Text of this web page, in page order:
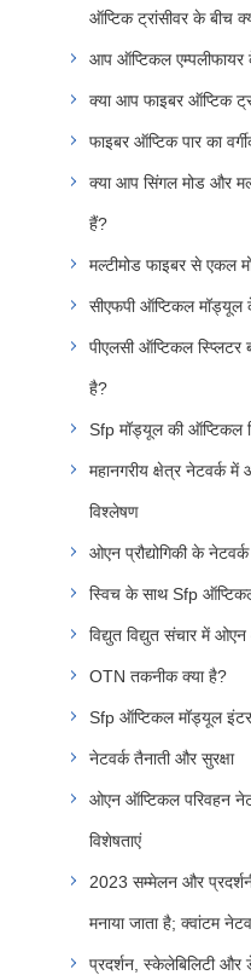
ऑप्टिक ट्रांसीवर के बीच
आप ऑप्टिकल एम्पलीफायर
क्या आप फाइबर ऑप्टिक
फाइबर ऑप्टिक पार का
क्या आप सिंगल मोड और
हैं?
मल्टीमोड फाइबर से एकल
सीएफपी ऑप्टिकल मॉड्यूल
पीएलसी ऑप्टिकल स्प्लिटर
है?
Sfp मॉड्यूल की ऑप्टिकल
महानगरीय क्षेत्र नेटवर्क में
विश्लेषण
ओएन प्रौद्योगिकी के
स्विच के साथ Sfp
विद्युत विद्युत संचार में
OTN तकनीक क्या है?
Sfp ऑप्टिकल मॉड्यूल
नेटवर्क तैनाती और सुरक्षा
ओएन ऑप्टिकल परिवहन
विशेषताएं
2023 सम्मेलन और
मनाया जाता है; क्वांटम
प्रदर्शन, स्केलेबिलिटी और